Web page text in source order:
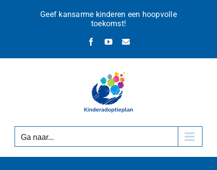
Geef kansarme kinderen een hoopvolle
toekomst!
FacebookYouTube
E-
Ga naar...